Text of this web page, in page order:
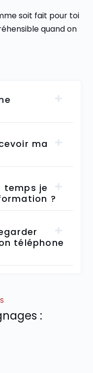
soit fait pour toi
quand on
ma
temps je
?
téléphone
: